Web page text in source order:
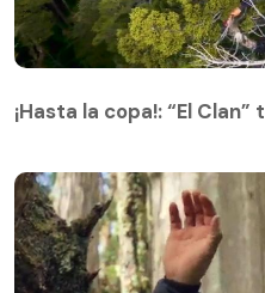
¡Hasta la copa!: “El